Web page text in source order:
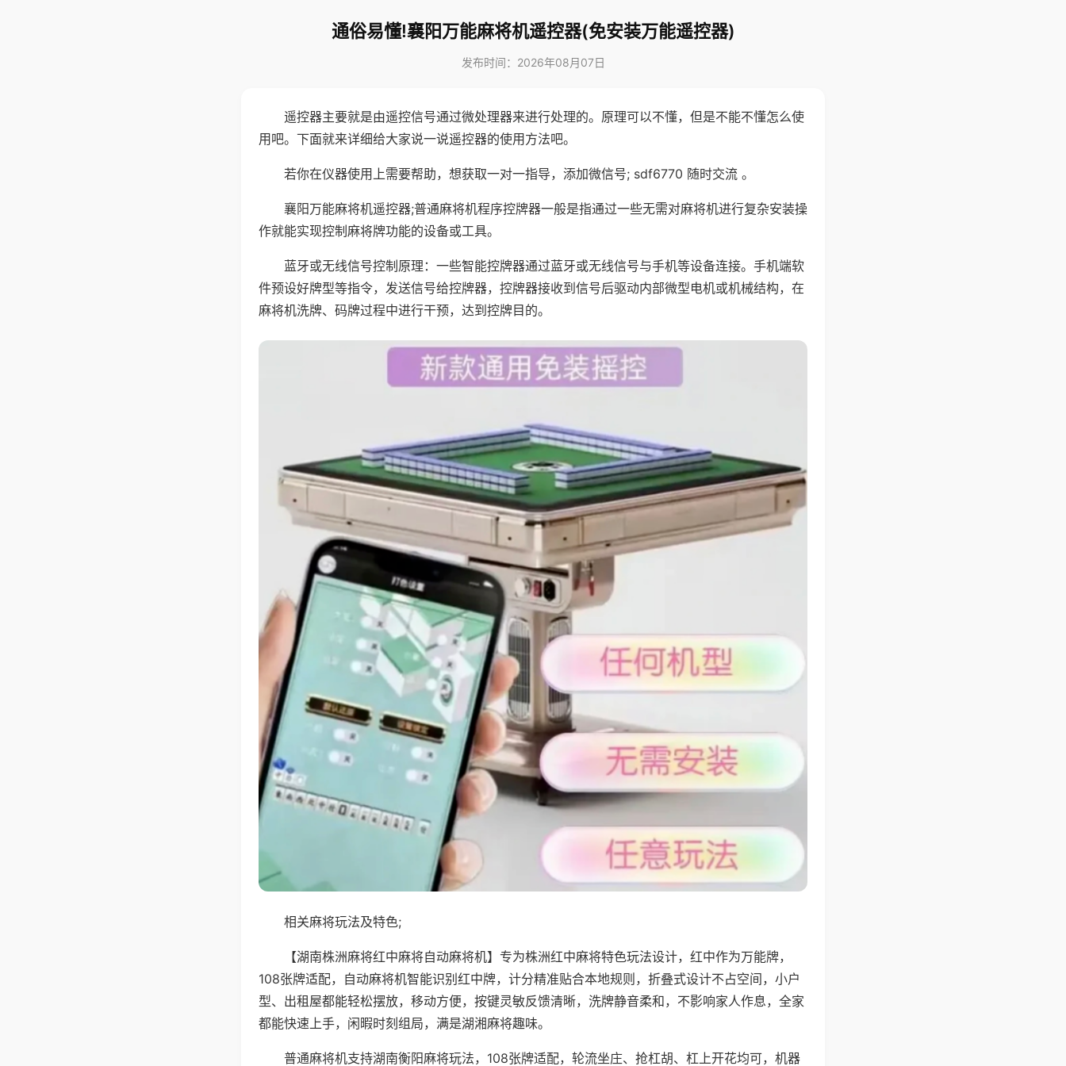
通俗易懂!襄阳万能麻将机遥控器(免安装万能遥控器)
发布时间：2026年08月07日
遥控器主要就是由遥控信号通过微处理器来进行处理的。原理可以不懂，但是不能不懂怎么使
用吧。下面就来详细给大家说一说遥控器的使用方法吧。
若你在仪器使用上需要帮助，想获取一对一指导，添加微信号; sdf6770 随时交流 。
襄阳万能麻将机遥控器;普通麻将机程序控牌器一般是指通过一些无需对麻将机进行复杂安装操
作就能实现控制麻将牌功能的设备或工具。
蓝牙或无线信号控制原理：一些智能控牌器通过蓝牙或无线信号与手机等设备连接。手机端软
件预设好牌型等指令，发送信号给控牌器，控牌器接收到信号后驱动内部微型电机或机械结构，在
麻将机洗牌、码牌过程中进行干预，达到控牌目的。
相关麻将玩法及特色;
【湖南株洲麻将红中麻将自动麻将机】专为株洲红中麻将特色玩法设计，红中作为万能牌，
108张牌适配，自动麻将机智能识别红中牌，计分精准贴合本地规则，折叠式设计不占空间，小户
型、出租屋都能轻松摆放，移动方便，按键灵敏反馈清晰，洗牌静音柔和，不影响家人作息，全家
都能快速上手，闲暇时刻组局，满是湖湘麻将趣味。
普通麻将机支持湖南衡阳麻将玩法，108张牌适配，轮流坐庄、抢杠胡、杠上开花均可，机器